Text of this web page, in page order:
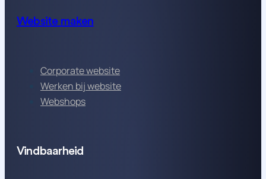
Website maken
Corporate website
Werken bij website
Webshops
Vindbaarheid